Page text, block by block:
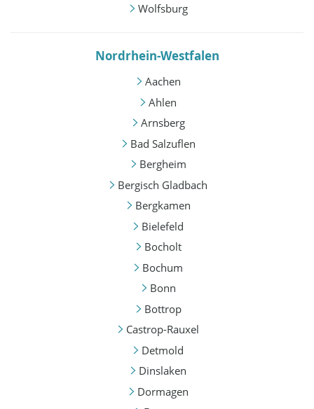
Wolfsburg
Nordrhein-Westfalen
Aachen
Ahlen
Arnsberg
Bad Salzuflen
Bergheim
Bergisch Gladbach
Bergkamen
Bielefeld
Bocholt
Bochum
Bonn
Bottrop
Castrop-Rauxel
Detmold
Dinslaken
Dormagen